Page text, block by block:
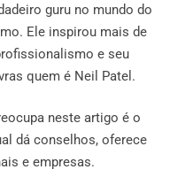
guru no mundo do
Ele inspirou mais de
e seu
quem é Neil Patel.
neste artigo é o
dá conselhos, oferece
e empresas.